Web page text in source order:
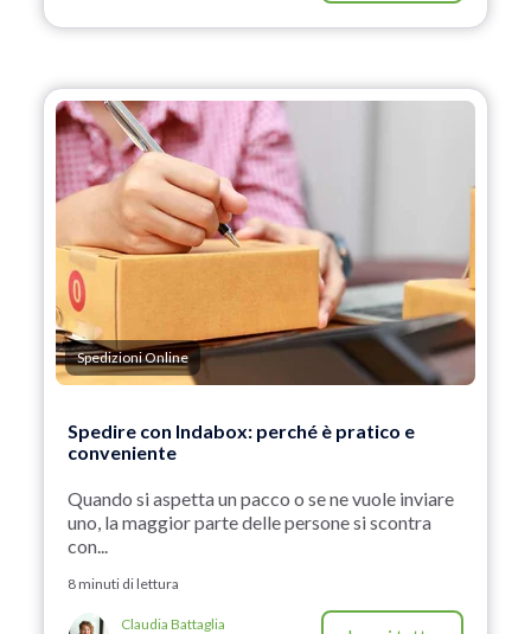
Spedizioni Online
Spedire con Indabox: perché è pratico e
conveniente
Quando si aspetta un pacco o se ne vuole inviare
uno, la maggior parte delle persone si scontra
con...
8 minuti di lettura
Claudia Battaglia